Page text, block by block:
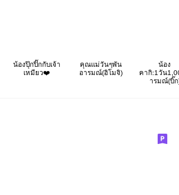
น้องปุ๊กปิ๊กกับเจ้า
เหมียว❤️
คุณแม่วันๆพัน
อารมณ์(อิโมจิ)
น้อง
คากิ:1วัน
ารมณ์(บิ๊ก